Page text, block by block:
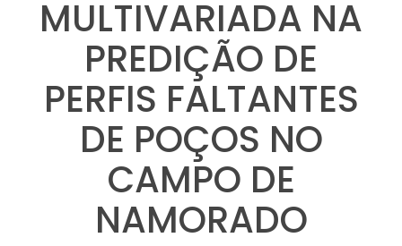
MULTIVARIADA NA
PREDIÇÃO DE
PERFIS FALTANTES
DE POÇOS NO
CAMPO DE
NAMORADO